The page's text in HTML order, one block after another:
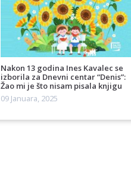
Nakon 13 godina Ines Kavalec se
izborila za Dnevni centar “Denis”:
Žao mi je što nisam pisala knjigu
09 Januara, 2025